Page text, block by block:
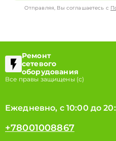
Отправляя, Вы соглашаетесь с
Ремонт
сетевого
оборудования
Все правы защищены (с)
Ежедневно, с 10:00 до
+78001008867